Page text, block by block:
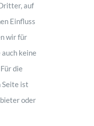
auf
Einfluss
wir für
keine
die
ist
oder